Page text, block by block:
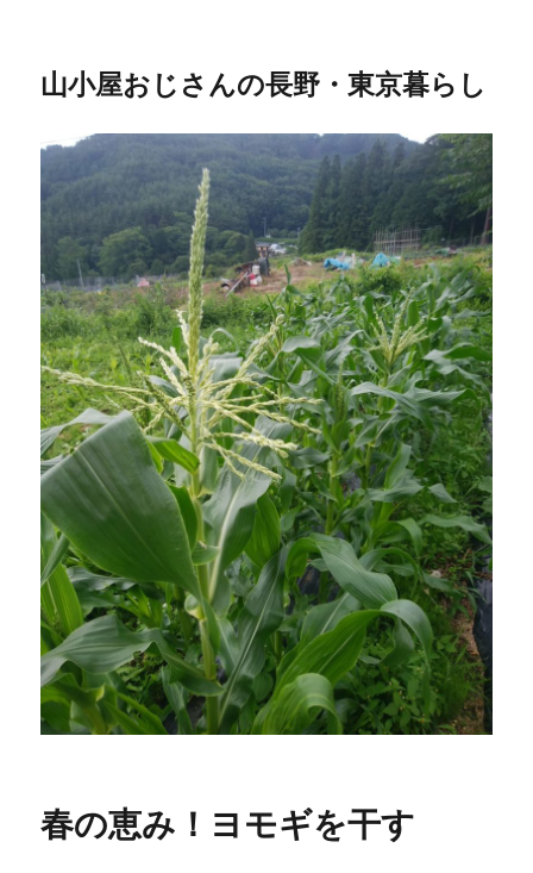
山小屋おじさんの長野・東京暮らし
春の恵み！ヨモギを干す